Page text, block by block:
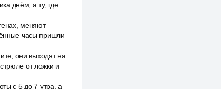
днём, а ту, где
меняют
часы пришли
они выходят на
от ложки и
с 5 до 7 утра, а